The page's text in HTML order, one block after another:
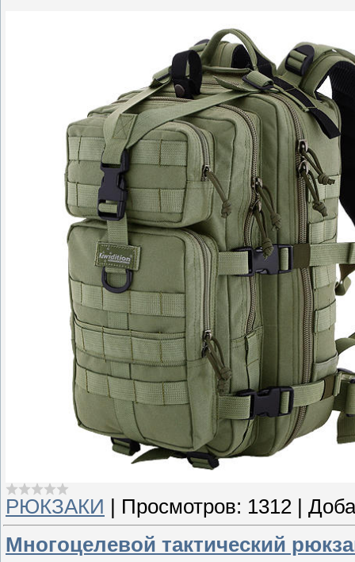
РЮКЗАКИ | Просмотров: 1312 |
Многоцелевой тактический